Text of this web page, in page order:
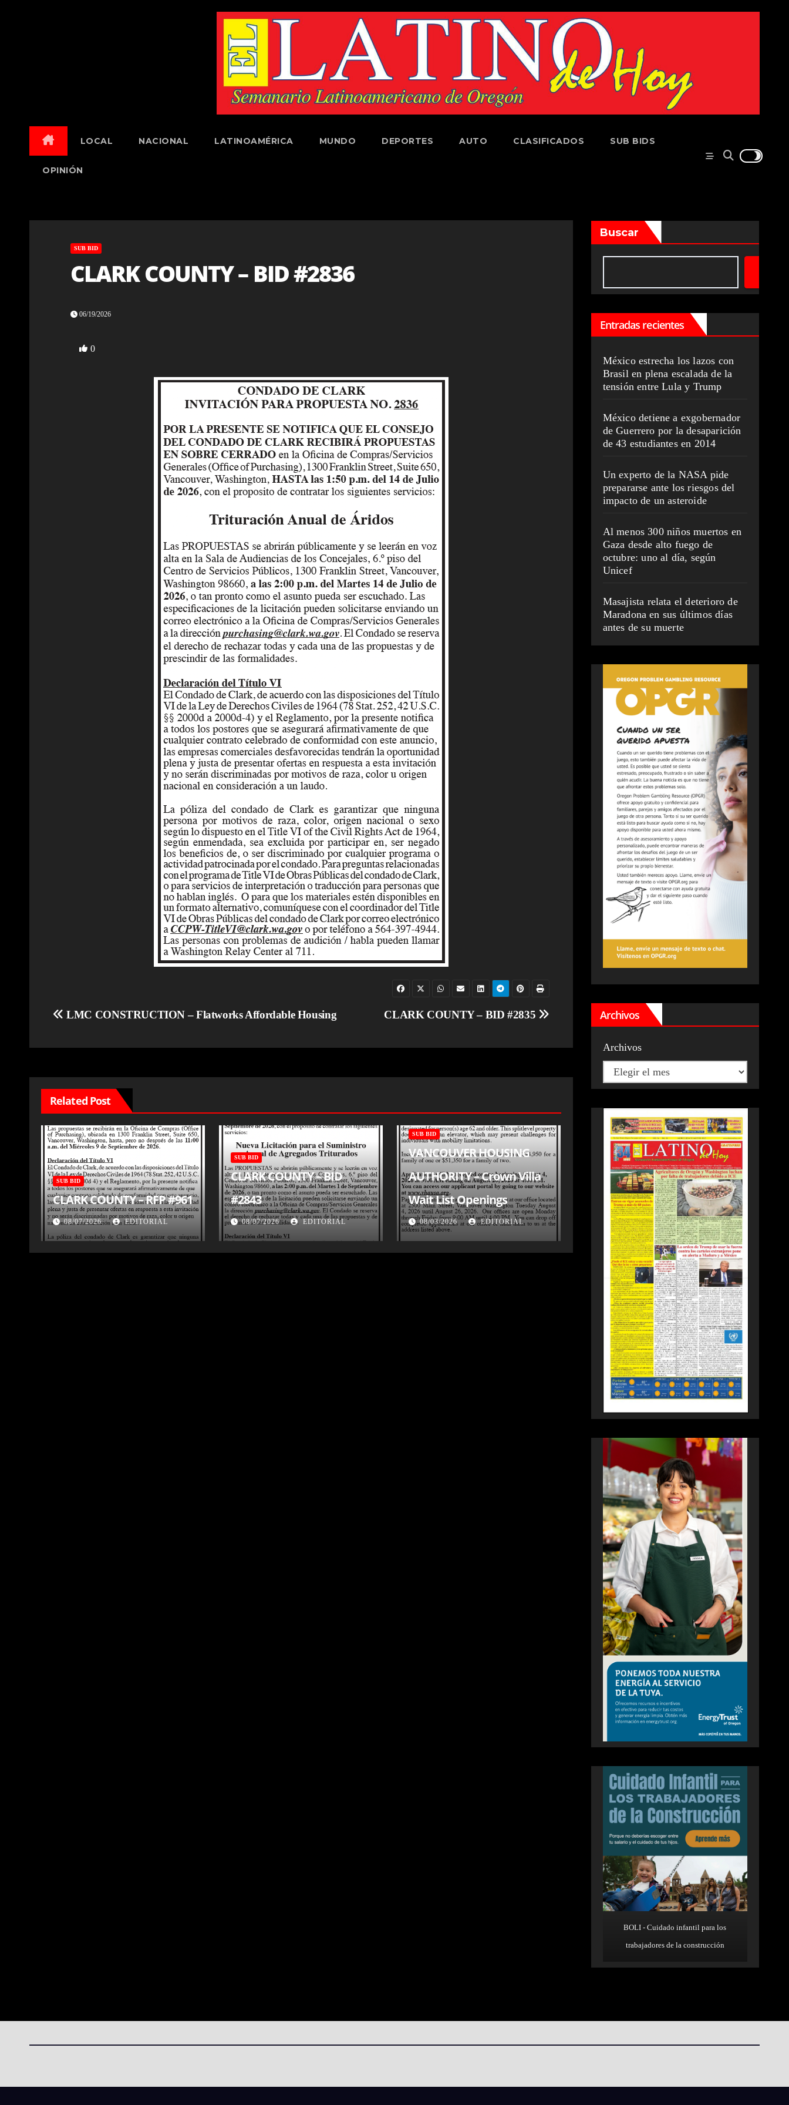
LOCAL NACIONAL LATINOAMÉRICA MUNDO DEPORTES AUTO CLASIFICADOS SUB BIDS
OPINIÓN
SUB BID
CLARK COUNTY – BID #2836
06/19/2026
0
Navegación
CLARK COUNTY – BID #2835
LMC CONSTRUCTION – Flatworks Affordable Housing
Related Post
SUB BID
CLARK COUNTY – RFP #961
08/07/2026 EDITORIAL
SUB BID
CLARK COUNTY – BID
#2843
08/07/2026 EDITORIAL
SUB BID
VANCOUVER HOUSING
AUTHORITY – Crown Villa
Wait List Openings
08/03/2026 EDITORIAL
Buscar
Entradas recientes
México estrecha los lazos con
Brasil en plena escalada de la
tensión entre Lula y Trump
México detiene a exgobernador
de Guerrero por la desaparición
de 43 estudiantes en 2014
Un experto de la NASA pide
prepararse ante los riesgos del
impacto de un asteroide
Al menos 300 niños muertos en
Gaza desde alto fuego de
octubre: uno al día, según
Unicef
Masajista relata el deterioro de
Maradona en sus últimos días
antes de su muerte
Archivos
Archivos
BOLI - Cuidado infantil para los
trabajadores de la construcción